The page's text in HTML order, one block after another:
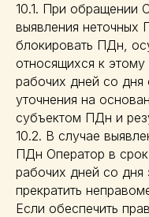
10.1. При обращении
выявления неточных
блокировать ПДн,
относящихся к
рабочих дней со дня
уточнения на
субъектом ПДн и
10.2. В случае
ПДн Оператор в
рабочих дней со дня
прекратить
Если обеспечить